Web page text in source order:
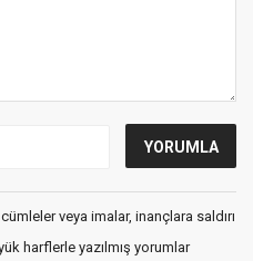
veya imalar, inançlara saldırı
harflerle yazılmış yorumlar